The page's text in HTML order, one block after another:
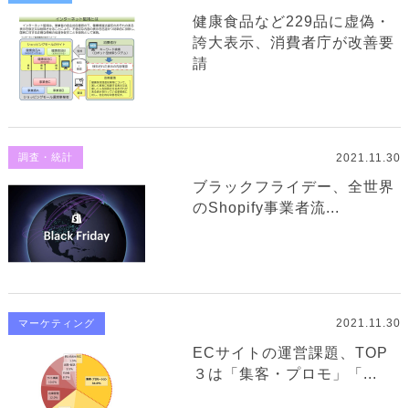
健康食品など229品に虚偽・
誇大表示、消費者庁が改善要
請
調査・統計 2021.11.30
ブラックフライデー、全世界
のShopify事業者流...
マーケティング 2021.11.30
ECサイトの運営課題、TOP
３は「集客・プロモ」「...